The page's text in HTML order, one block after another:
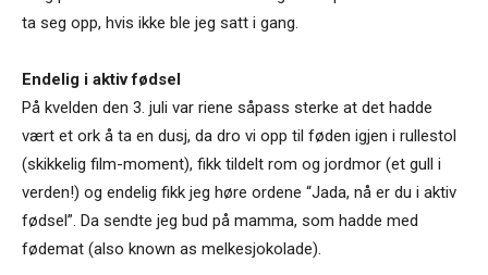
ta seg opp, hvis ikke ble jeg satt i gang.
Endelig i aktiv fødsel
På kvelden den 3. juli var riene såpass sterke at det hadde
vært et ork å ta en dusj, da dro vi opp til føden igjen i rullestol
(skikkelig film-moment), fikk tildelt rom og jordmor (et gull i
verden!) og endelig fikk jeg høre ordene “Jada, nå er du i aktiv
fødsel”. Da sendte jeg bud på mamma, som hadde med
fødemat (also known as melkesjokolade).